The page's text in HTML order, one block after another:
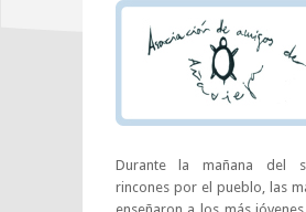
Durante la mañana del
rincones por el pueblo, las